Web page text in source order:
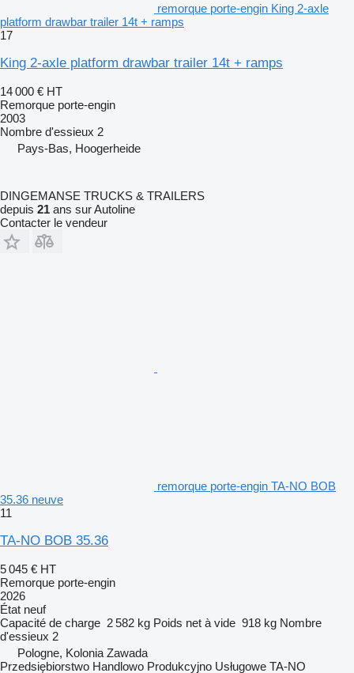
remorque porte-engin King 2-axle
platform drawbar trailer 14t + ramps
17
King 2-axle platform drawbar trailer 14t + ramps
14 000 € HT
Remorque porte-engin
2003
Nombre d'essieux 2
Pays-Bas, Hoogerheide
DINGEMANSE TRUCKS & TRAILERS
depuis 21 ans sur Autoline
Contacter le vendeur
remorque porte-engin TA-NO BOB
35.36 neuve
11
TA-NO BOB 35.36
5 045 € HT
Remorque porte-engin
2026
État neuf
Capacité de charge 2 582 kg Poids net à vide 918 kg Nombre
d'essieux 2
Pologne, Kolonia Zawada
Przedsiębiorstwo Handlowo Produkcyjno Usługowe TA-NO